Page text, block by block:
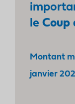
le Coup
Montant
janvier